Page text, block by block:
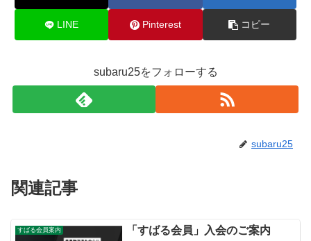
LINE Pinterest コピー
subaru25をフォローする
subaru25
関連記事
すばる会員案内 「すばる会員」入会のご案内